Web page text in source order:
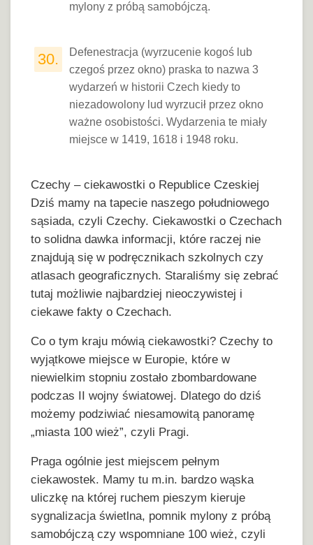
mylony z próbą samobójczą.
30.
Defenestracja (wyrzucenie kogoś lub
czegoś przez okno) praska to nazwa 3
wydarzeń w historii Czech kiedy to
niezadowolony lud wyrzucił przez okno
ważne osobistości. Wydarzenia te miały
miejsce w 1419, 1618 i 1948 roku.
Czechy – ciekawostki o Republice Czeskiej
Dziś mamy na tapecie naszego południowego
sąsiada, czyli Czechy. Ciekawostki o Czechach
to solidna dawka informacji, które raczej nie
znajdują się w podręcznikach szkolnych czy
atlasach geograficznych. Staraliśmy się zebrać
tutaj możliwie najbardziej nieoczywistej i
ciekawe fakty o Czechach.
Co o tym kraju mówią ciekawostki? Czechy to
wyjątkowe miejsce w Europie, które w
niewielkim stopniu zostało zbombardowane
podczas II wojny światowej. Dlatego do dziś
możemy podziwiać niesamowitą panoramę
„miasta 100 wież”, czyli Pragi.
Praga ogólnie jest miejscem pełnym
ciekawostek. Mamy tu m.in. bardzo wąska
uliczkę na której ruchem pieszym kieruje
sygnalizacja świetlna, pomnik mylony z próbą
samobójczą czy wspomniane 100 wież, czyli